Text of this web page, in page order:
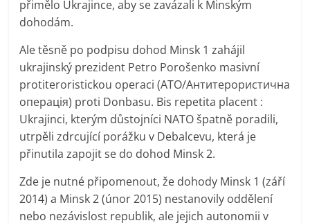
přimělo Ukrajince, aby se zavázali k Minským
dohodám.
Ale těsně po podpisu dohod Minsk 1 zahájil
ukrajinský prezident Petro Porošenko masivní
protiteroristickou operaci (ATO/Антитерористична
операція) proti Donbasu. Bis repetita placent :
Ukrajinci, kterým důstojníci NATO špatně poradili,
utrpěli zdrcující porážku v Debalcevu, která je
přinutila zapojit se do dohod Minsk 2.
Zde je nutné připomenout, že dohody Minsk 1 (září
2014) a Minsk 2 (únor 2015) nestanovily oddělení
nebo nezávislost republik, ale jejich autonomii v